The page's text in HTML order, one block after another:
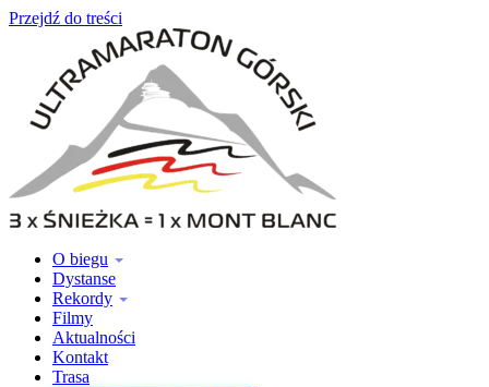
Przejdź do treści
O biegu
Dystanse
Rekordy
Filmy
Aktualności
Kontakt
Trasa